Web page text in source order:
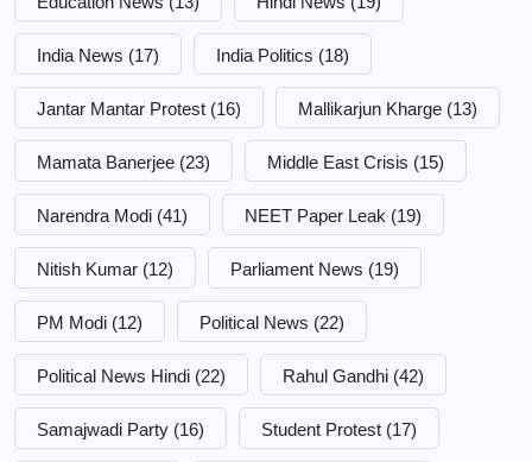
India News (17) India Politics (18)
Jantar Mantar Protest (16) Mallikarjun Kharge (13)
Mamata Banerjee (23) Middle East Crisis (15)
Narendra Modi (41) NEET Paper Leak (19)
Nitish Kumar (12) Parliament News (19)
PM Modi (12) Political News (22)
Political News Hindi (22) Rahul Gandhi (42)
Samajwadi Party (16) Student Protest (17)